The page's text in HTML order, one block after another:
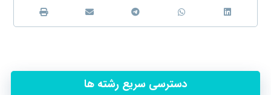
دسترسی سریع رشته ها